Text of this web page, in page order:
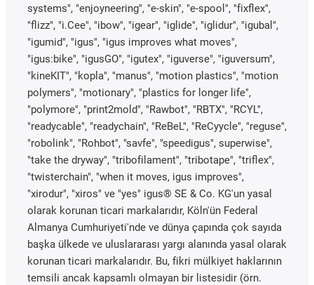
systems", "enjoyneering", "e-skin", "e-spool", "fixflex",
"flizz", "i.Cee", "ibow", "igear", "iglide", "iglidur", "igubal",
"igumid", "igus", "igus improves what moves",
"igus:bike", "igusGO", "igutex", "iguverse", "iguversum",
"kineKIT", "kopla", "manus", "motion plastics", "motion
polymers", "motionary", "plastics for longer life",
"polymore", "print2mold", "Rawbot", "RBTX", "RCYL",
"readycable", "readychain", "ReBeL", "ReCyycle", "reguse",
"robolink", "Rohbot", "savfe", "speedigus", superwise",
"take the dryway", "tribofilament", "tribotape", "triflex",
"twisterchain", "when it moves, igus improves",
"xirodur", "xiros" ve "yes" igus® SE & Co. KG'un yasal
olarak korunan ticari markalarıdır, Köln'ün Federal
Almanya Cumhuriyeti'nde ve dünya çapında çok sayıda
başka ülkede ve uluslararası yargı alanında yasal olarak
korunan ticari markalarıdır. Bu, fikri mülkiyet haklarının
temsili ancak kapsamlı olmayan bir listesidir (örn.